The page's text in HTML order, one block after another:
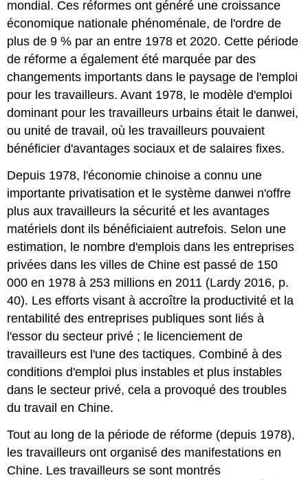
mondial. Ces réformes ont généré une croissance
économique nationale phénoménale, de l'ordre de
plus de 9 % par an entre 1978 et 2020. Cette période
de réforme a également été marquée par des
changements importants dans le paysage de l'emploi
pour les travailleurs. Avant 1978, le modèle d'emploi
dominant pour les travailleurs urbains était le danwei,
ou unité de travail, où les travailleurs pouvaient
bénéficier d'avantages sociaux et de salaires fixes.
Depuis 1978, l'économie chinoise a connu une
importante privatisation et le système danwei n'offre
plus aux travailleurs la sécurité et les avantages
matériels dont ils bénéficiaient autrefois. Selon une
estimation, le nombre d'emplois dans les entreprises
privées dans les villes de Chine est passé de 150
000 en 1978 à 253 millions en 2011 (Lardy 2016, p.
40). Les efforts visant à accroître la productivité et la
rentabilité des entreprises publiques sont liés à
l'essor du secteur privé ; le licenciement de
travailleurs est l'une des tactiques. Combiné à des
conditions d'emploi plus instables et plus instables
dans le secteur privé, cela a provoqué des troubles
du travail en Chine.
Tout au long de la période de réforme (depuis 1978),
les travailleurs ont organisé des manifestations en
Chine. Les travailleurs se sont montrés